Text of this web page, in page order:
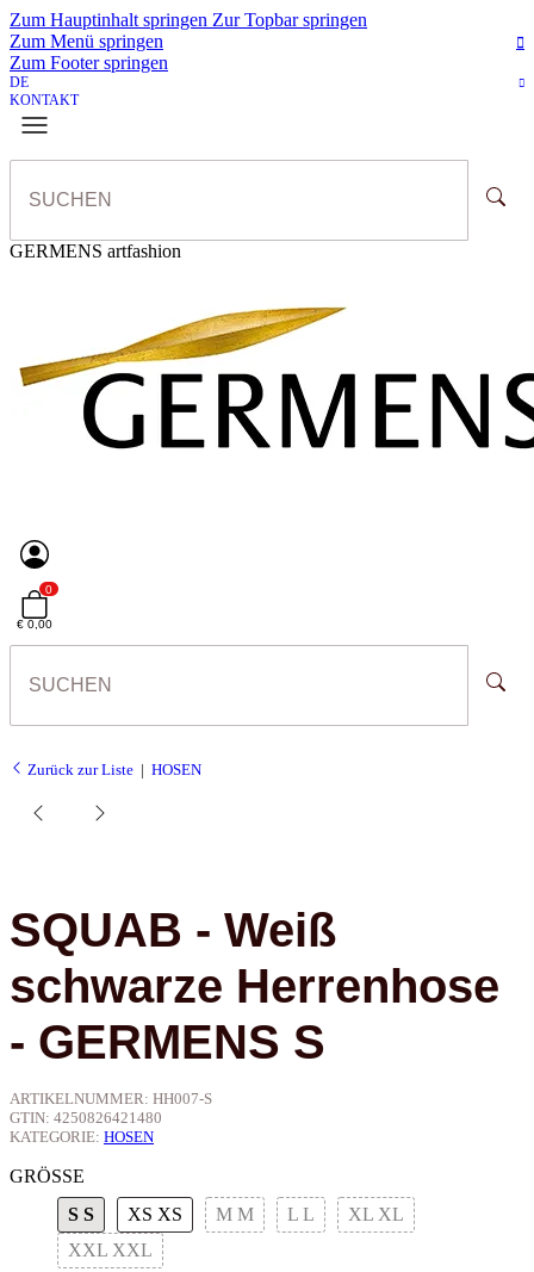
Zum Hauptinhalt springen Zur Topbar springen
Zum Menü springen
Zum Footer springen
DE
KONTAKT
GERMENS artfashion
0
€ 0,00
Zurück zur Liste HOSEN
SQUAB - Weiß
schwarze Herrenhose
- GERMENS S
ARTIKELNUMMER: HH007-S
GTIN: 4250826421480
KATEGORIE: HOSEN
GRÖSSE
S S XS XS M M L L XL XL
XXL XXL